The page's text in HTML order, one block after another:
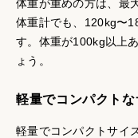
体重が重めの方は、最
体重計でも、120kg〜
す。体重が100kg以上
ょう。
軽量でコンパクト
軽量でコンパクトサイ